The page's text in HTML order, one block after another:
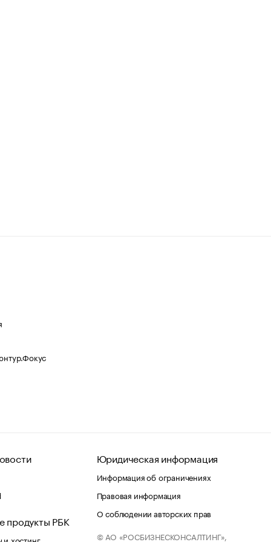
продукты РБК
хостинг
Юридическая информация
Информация об ограничениях
Правовая информация
О соблюдении авторских прав
© АО «РОСБИЗНЕСКОНСАЛТИНГ»,